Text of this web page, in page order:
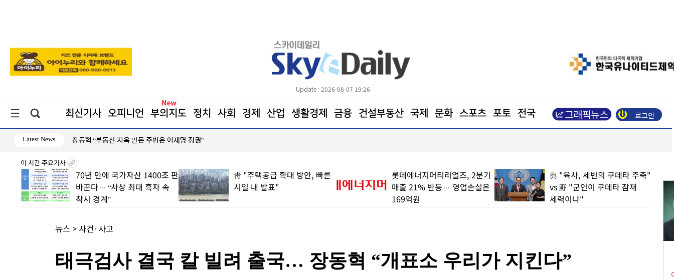
Update : 2026-08-07 19:26
최신기사 오피니언 부의지도 정치 사회 경제 산업 생활경제 금융 건설부동산 국제 문화 스포츠 포토 전국 로그인
Latest News 장동혁 “부동산 지옥 만든 주범은 이재명 정권”
이 시간 주요기사
70년 만에 국가자산 1400조 판
바꾼다… “사상 최대 흑자 속
착시 경계”
靑 "주택공급 확대 방안, 빠른
시일 내 발표"
롯데에너지머티리얼즈, 2분기
매출 21% 반등… 영업손실은
169억원
與 "육사, 세번의 쿠데타 주축"
vs 野 "군인이 쿠데타 잠재
세력이냐"
뉴스 > 사건·사고
태극검사 결국 칼 빌려 출국… 장동혁 “개표소 우리가 지킨다”